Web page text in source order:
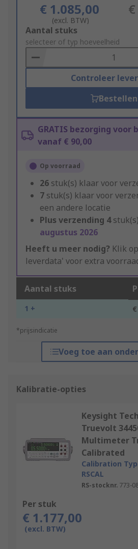
€ 1.085,00
(excl. BTW)
Add
to
Basket
Aantal stuks
selecteer of typ hoeveelheid
Controleer
Bestellen
GRATIS bezorging voor
vanaf € 90,00
Op voorraad
26 stuk(s) klaar voor
7 stuk(s) klaar voor
een andere locatie
Plus verzending 4
augustus 2026
Heeft u meer nodig? Klik
leverdata' voor extra
Aantal stuks
1 +
*prijsindicatie
Voeg toe aan
Kalibratie-opties
Keysight
Truevolt
Multimeter
Calibrated
Calibration
RSCAL
RS-stocknr. 773-
Per stuk
€ 1.177,00
(excl. BTW)